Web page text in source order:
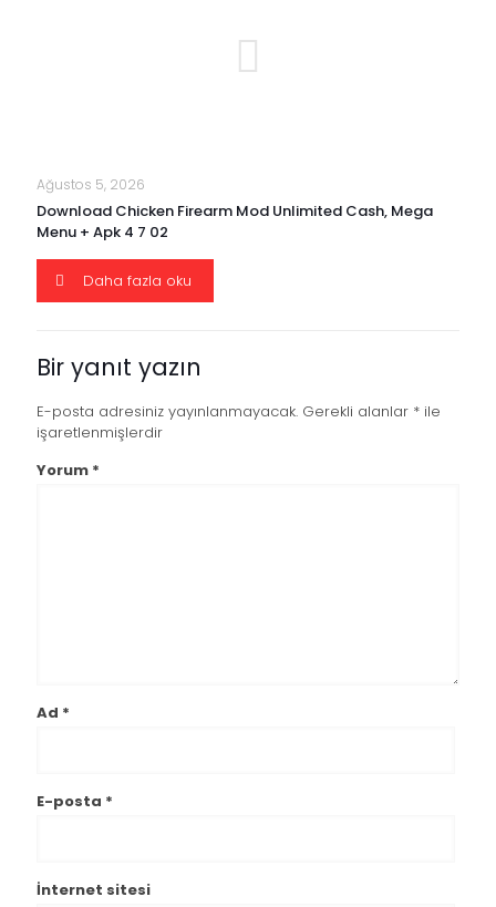
Ağustos 5, 2026
Download Chicken Firearm Mod Unlimited Cash, Mega
Menu + Apk 4 7 02
Daha fazla oku
Bir yanıt yazın
E-posta adresiniz yayınlanmayacak. Gerekli alanlar * ile
işaretlenmişlerdir
Yorum *
Ad *
E-posta *
İnternet sitesi